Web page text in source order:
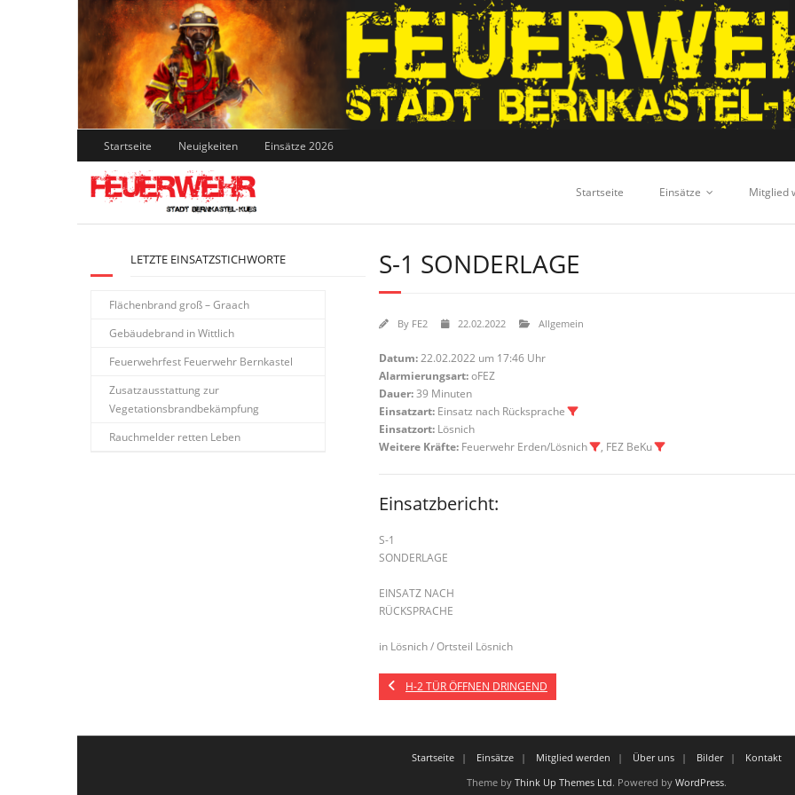
Skip
to
content
Startseite Neuigkeiten Einsätze 2026
Startseite Einsätze Mitglied
S-1 SONDERLAGE
By FE2 22.02.2022 Allgemein
Datum:22.02.2022 um 17:46 Uhr
Alarmierungsart:oFEZ
Dauer:39 Minuten
Einsatzart: Einsatz nach Rücksprache
Einsatzort: Lösnich
Weitere Kräfte: Feuerwehr Erden/Lösnich , FEZ BeKu
Einsatzbericht:
S-1
SONDERLAGE
EINSATZ NACH
RÜCKSPRACHE
in Lösnich / Ortsteil Lösnich
H-2 TÜR ÖFFNEN DRINGEND
LETZTE EINSATZSTICHWORTE
Flächenbrand groß – Graach
Gebäudebrand in Wittlich
Feuerwehrfest Feuerwehr Bernkastel
Zusatzausstattung zur
Vegetationsbrandbekämpfung
Rauchmelder retten Leben
Startseite Einsätze Mitglied werden Über uns Bilder
Kontakt
Theme by Think Up Themes Ltd. Powered by WordPress.